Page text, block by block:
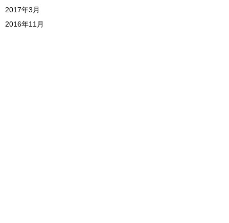
2017年3月
2016年11月